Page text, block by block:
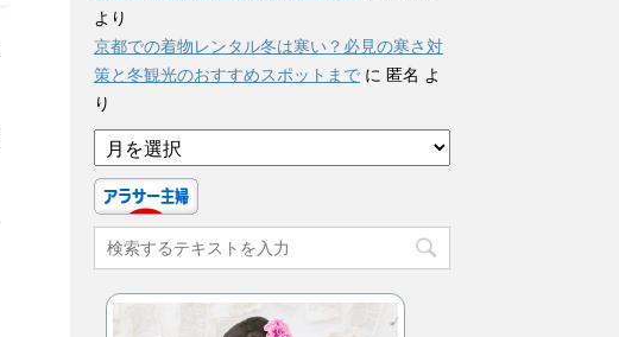
より
京都での着物レンタル冬は寒い？必見の寒さ対
策と冬観光のおすすめスポットまで に 匿名 よ
り
ア
ー
カ
イ
ブ